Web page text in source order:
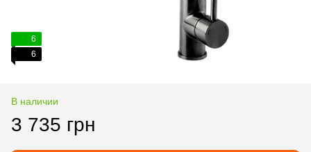
6
6
В наличии
3 735 грн